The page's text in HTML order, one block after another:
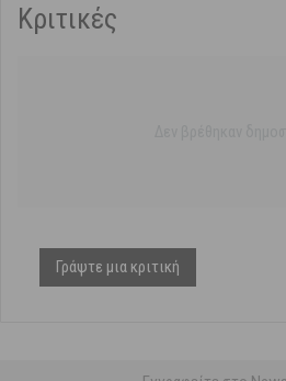
Κριτικές
Γράψτε μια κριτική